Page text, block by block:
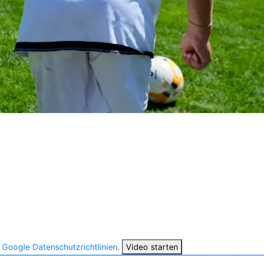
Google Datenschutzrichtlinien. Video starten